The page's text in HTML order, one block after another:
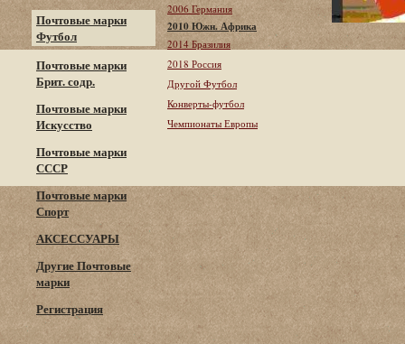
Почтовые марки
Футбол
Почтовые марки
Брит. содр.
Почтовые марки
Искусство
Почтовые марки
СССР
Почтовые марки
Спорт
АКСЕССУАРЫ
Другие Почтовые
марки
Регистрация
2006 Германия
2010 Южн. Африка
2014 Бразилия
2018 Россия
Другой Футбол
Конверты-футбол
Чемпионаты Европы